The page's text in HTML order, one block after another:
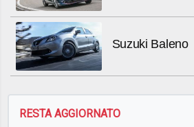
Suzuki Baleno
RESTA AGGIORNATO